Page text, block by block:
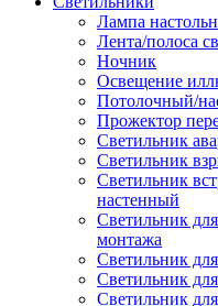
Лампа
Лента/полоса
Ночник
Освещение
Потолочный/
Прожектор
Светильник
Светильник
Светильник
настенный
Светильник
монтажа
Светильник
Светильник
Светильник